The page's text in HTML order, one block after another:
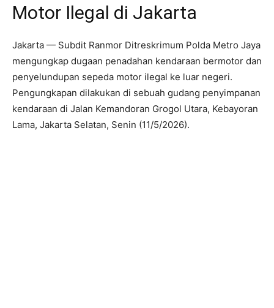
Motor Ilegal di Jakarta
Jakarta — Subdit Ranmor Ditreskrimum Polda Metro Jaya
mengungkap dugaan penadahan kendaraan bermotor dan
penyelundupan sepeda motor ilegal ke luar negeri.
Pengungkapan dilakukan di sebuah gudang penyimpanan
kendaraan di Jalan Kemandoran Grogol Utara, Kebayoran
Lama, Jakarta Selatan, Senin (11/5/2026).